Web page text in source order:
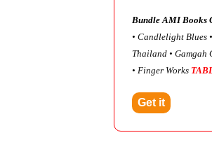
Bundle AMI Books
• Candlelight Blues
Thailand • Gamgah
• Finger Works